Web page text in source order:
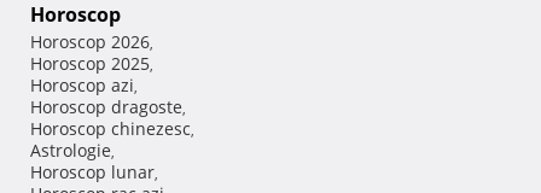
Horoscop
Horoscop 2026,
Horoscop 2025,
Horoscop azi,
Horoscop dragoste,
Horoscop chinezesc,
Astrologie,
Horoscop lunar,